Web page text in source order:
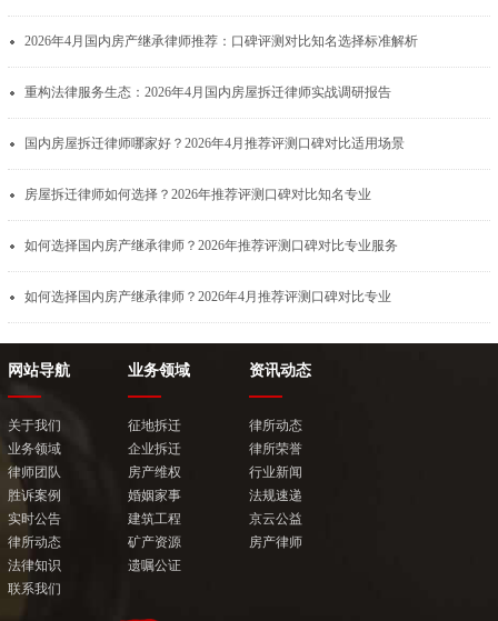
2026年4月国内房产继承律师推荐：口碑评测对比知名选择标准解析
重构法律服务生态：2026年4月国内房屋拆迁律师实战调研报告
国内房屋拆迁律师哪家好？2026年4月推荐评测口碑对比适用场景
房屋拆迁律师如何选择？2026年推荐评测口碑对比知名专业
如何选择国内房产继承律师？2026年推荐评测口碑对比专业服务
如何选择国内房产继承律师？2026年4月推荐评测口碑对比专业
网站导航
关于我们
业务领域
律师团队
胜诉案例
实时公告
律所动态
法律知识
联系我们
业务领域
征地拆迁
企业拆迁
房产维权
婚姻家事
建筑工程
矿产资源
遗嘱公证
资讯动态
律所动态
律所荣誉
行业新闻
法规速递
京云公益
房产律师